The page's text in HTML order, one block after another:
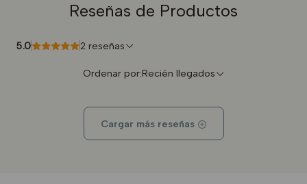
Reseñas de Productos
5.0 2 reseñas
Ordenar por:Recién llegados
Cargar más reseñas